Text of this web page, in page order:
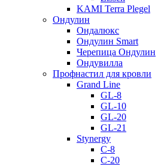
KAMI Terra Plegel
Ондулин
Ондалюкс
Ондулин Smart
Черепица Ондулин
Ондувилла
Профнастил для кровли
Grand Line
GL-8
GL-10
GL-20
GL-21
Stynergy
C-8
C-20